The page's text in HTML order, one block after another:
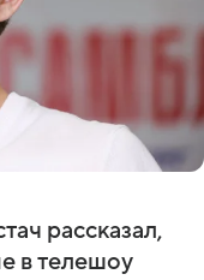
рассказал,
в телешоу